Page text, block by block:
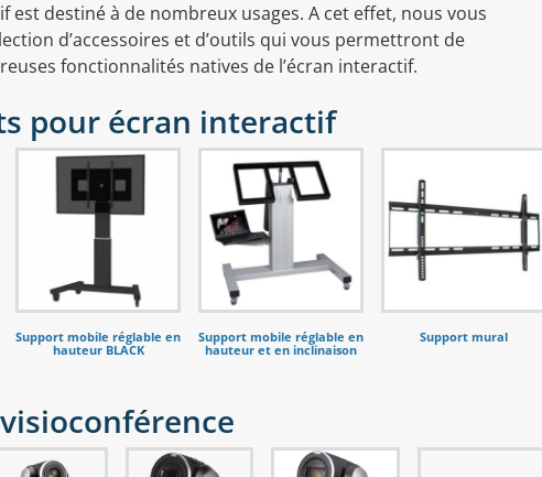
est destiné à de nombreux usages. A cet effet, nous vous
d’accessoires et d’outils qui vous permettront de
fonctionnalités natives de l’écran interactif.
pour écran interactif
Support mobile réglable en
hauteur BLACK
Support mobile réglable en
hauteur et en inclinaison
Support mural